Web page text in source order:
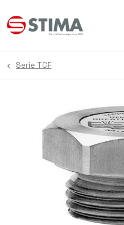
Serie TCF